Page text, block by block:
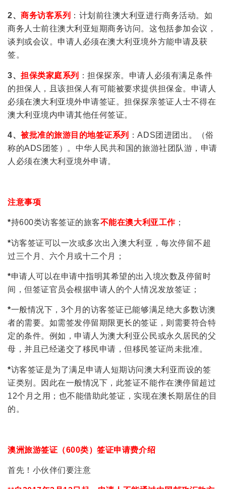
2、商务访客系列 ：计划前往澳大利亚进行商务活动。如
商务人士前往澳大利亚短期商务访问。这包括参加会议，
谈判或会议。申请人必须在澳大利亚境外方能申请及获
签。
3、担保类家庭系列
：担保探亲。申请人必须有满足条件
的担保人，且该担保人有可能被要求提供担保金。申请人
必须在澳大利亚境外申请签证。担保探亲签证人士不得在
澳大利亚境内申请其他任何签证。
4、被批准的旅游目的地签证系列
：ADS团进团出。（俗
称的ADS团签）。中华人民共和国的旅游社团队游，申请
人必须在澳大利亚境外申请。
注意事项
*持600类访客签证的旅客不能在澳大利亚工作；
*访客签证可以一次或多次出入澳大利亚，每次停留不超
过三个月、六个月或十二个月；
*申请人可以在申请中指明其希望的出入境次数及停留时
间，但签证官员会根据申请人的个人情况发放签证；
*一般情况下，3个月的访客签证已能够满足绝大多数访澳
者的需要。如需签发停留期限更长的签证，则需要符合特
定的条件。例如，申请人为澳大利亚公民或永久居民的父
母，并且已经递交了移民申请，但移民签证尚未批准。
*访客签证是为了满足申请人短期访问澳大利亚而设的签
证类别。因此在一般情况下，此签证不能作在澳停留超过
12个月之用；也不能借助此签证，实现在澳长期居住的目
的。
澳洲旅游签证（600类）签证申请费介绍
首先！小伙伴们要注意